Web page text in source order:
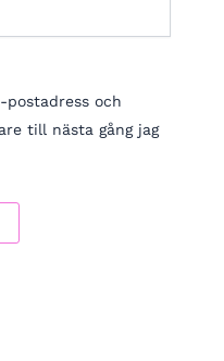
och
till nästa gång jag